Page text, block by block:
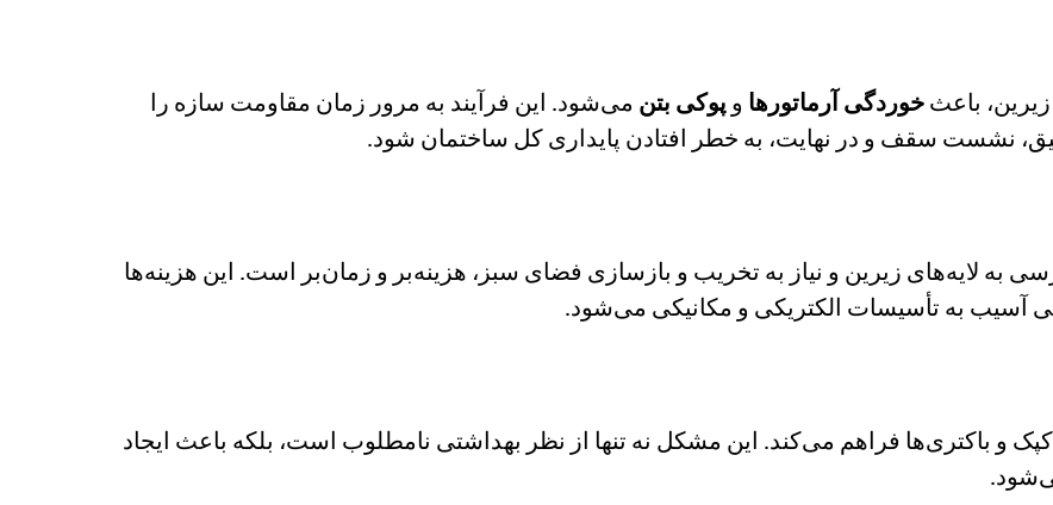
باعث خوردگی آرماتورها و پوکی بتن می‌شود. این فرآیند به مرور زمان مقاومت سازه را
نشست سقف و در نهایت، به خطر افتادن پایداری کل ساختمان شود.
به لایه‌های زیرین و نیاز به تخریب و بازسازی فضای سبز، هزینه‌بر و زمان‌بر است. این هزینه‌ها
آسیب به تأسیسات الکتریکی و مکانیکی می‌شود.
و باکتری‌ها فراهم می‌کند. این مشکل نه تنها از نظر بهداشتی نامطلوب است، بلکه باعث ایجاد